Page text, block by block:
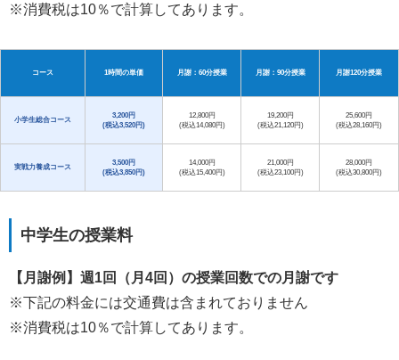
※消費税は10％で計算してあります。
コース 1時間の単価 月謝：60分授業 月謝：90分授業 月謝120分授業
小学生総合コース
3,200円
(税込3,520円)
12,800円
(税込14,080円)
19,200円
(税込21,120円)
25,600円
(税込28,160円)
実戦力養成コース
3,500円
(税込3,850円)
14,000円
(税込15,400円)
21,000円
(税込23,100円)
28,000円
(税込30,800円)
中学生の授業料
【月謝例】週1回（月4回）の授業回数での月謝です
※下記の料金には交通費は含まれておりません
※消費税は10％で計算してあります。